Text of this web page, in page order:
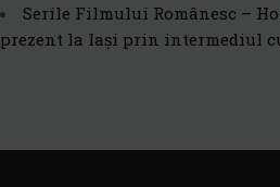
Serile Filmului Românesc –
prezent la Iași prin intermediul